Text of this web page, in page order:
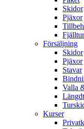
Skidor
Pjäxor
Fjälltur
Försäljning
Skidor
Pjäxor
Stavar
Valla
Kurser